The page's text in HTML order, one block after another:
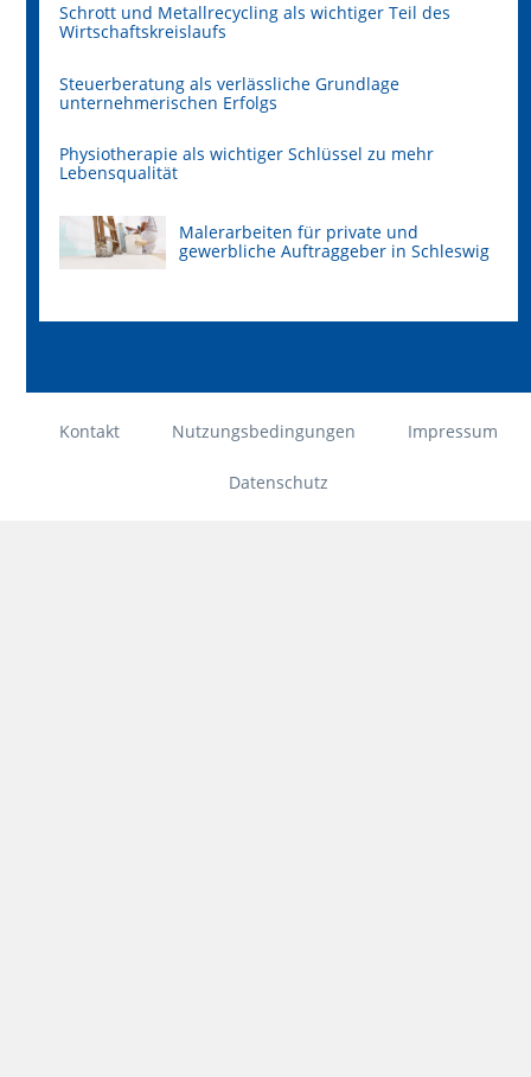
Schrott und Metallrecycling als wichtiger Teil des
Wirtschaftskreislaufs
Steuerberatung als verlässliche Grundlage
unternehmerischen Erfolgs
Physiotherapie als wichtiger Schlüssel zu mehr
Lebensqualität
Malerarbeiten für private und
gewerbliche Auftraggeber in Schleswig
Kontakt Nutzungsbedingungen Impressum
Datenschutz